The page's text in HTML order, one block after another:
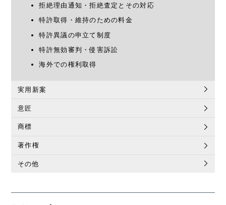
拒絶理由通知・拒絶査定とその対応
特許取得・維持のための料金
特許異議の申立て制度
特許無効審判・侵害訴訟
海外での権利取得
実用新案
意匠
商標
著作権
その他